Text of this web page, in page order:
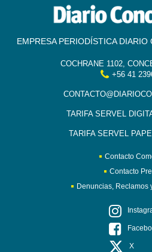
EMPRESA PERIODÍSTICA
COCHRANE 1102,
+56 41
TARIFA SERVEL
TARIFA SERVEL
Contacto
Contacto
Denuncias, Reclamos
X